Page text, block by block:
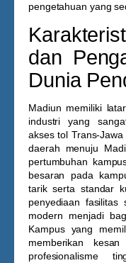
pengetahuan yang
dan
Dunia
Madiun memiliki
industri yang
akses tol Trans-
daerah menuju
pertumbuhan
besaran pada
tarik serta standar
penyediaan fasilitas
modern menjadi
Kampus yang
memberikan
profesionalisme